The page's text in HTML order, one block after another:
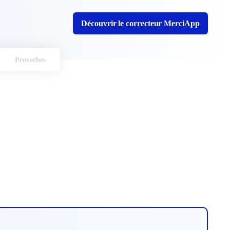
Découvrir le correcteur MerciApp
Proverbes